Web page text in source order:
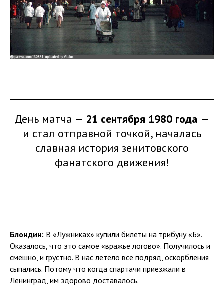
День матча — 21 сентября 1980 года —
и стал отправной точкой, началась
славная история зенитовского
фанатского движения!
Блондин: В «Лужниках» купили билеты на трибуну «Б».
Оказалось, что это самое «вражье логово». Получилось и
смешно, и грустно. В нас летело всё подряд, оскорбления
сыпались. Потому что когда спартачи приезжали в
Ленинград, им здорово доставалось.